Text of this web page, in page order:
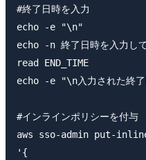
#終了日時を入力
echo -e "\n"
echo -n 終了日時を入力
read END_TIME
echo -e "\n入力された終了
#インラインポリシーを付与
aws sso-admin put-
'{